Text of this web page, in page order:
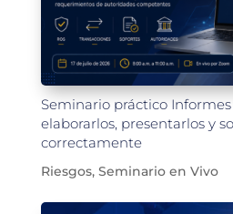
Seminario práctico
elaborarlos, presentarlos y
correctamente
Riesgos, Seminario en Vivo